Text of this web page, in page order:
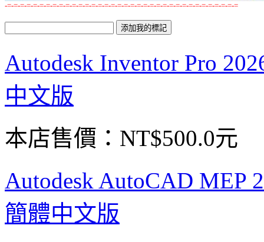
-=-=-=-=-=-=-=-=-=-=-=-=-=-=-=-=-=-=-=-=-=-=-=-=-=-=-=-=-=-=-=-=-=-=-=-=
Autodesk Inventor Pro
中文版
本店售價： NT$500.0元
Autodesk AutoCAD MEP
簡體中文版